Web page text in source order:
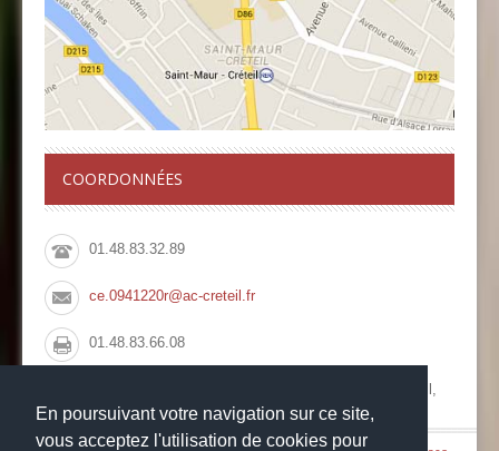
En poursuivant votre navigation sur ce site,
vous acceptez l'utilisation de cookies pour
COORDONNÉES
01.48.83.32.89
ce.0941220r@ac-creteil.fr
01.48.83.66.08
Collège François Rabelais, 10 Rue du Pont de Créteil,
94100 Saint Maur des Fossés